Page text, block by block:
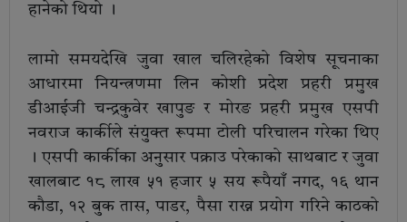
हानेको थियो ।
लामो समयदेखि जुवा खाल चलिरहेको विशेष सूचनाका
आधारमा नियन्त्रणमा लिन कोशी प्रदेश प्रहरी प्रमुख
डीआईजी चन्द्रकुवेर खापुङ र मोरङ प्रहरी प्रमुख एसपी
नवराज कार्कीले संयुक्त रूपमा टोली परिचालन गरेका थिए
। एसपी कार्कीका अनुसार पक्राउ परेकाको साथबाट र जुवा
खालबाट १८ लाख ५१ हजार ५ सय रूपैयाँ नगद, १६ थान
कौडा, १२ बुक तास, पाडर, पैसा राख्न प्रयोग गरिने काठको